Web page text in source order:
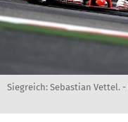
Siegreich: Sebastian Vettel. -